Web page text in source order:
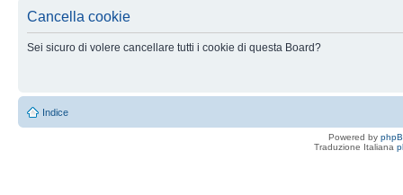
Cancella cookie
Sei sicuro di volere cancellare tutti i cookie di questa Board?
Indice
Powered by
Traduzione Italiana